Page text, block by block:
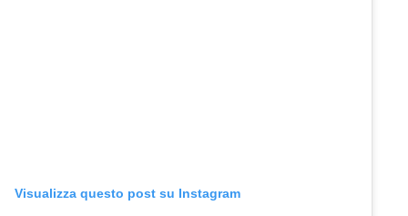
Visualizza questo post su Instagram